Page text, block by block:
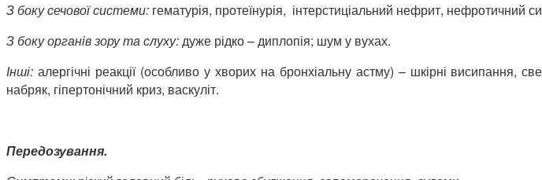
З боку сечової системи: гематурія, протеїнурія, інтерстиціальний нефрит, нефротичний
З боку органів зору та слуху:дуже рідко – диплопія; шум у вухах.
Інші: алергічні реакції (особливо у хворих на бронхіальну астму) – шкірні висипання,
набряк, гіпертонічний криз, васкуліт.
Передозування.